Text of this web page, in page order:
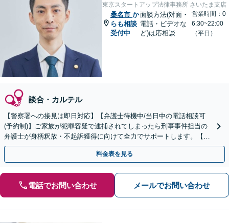
東京スタートアップ法律事務所 さいたま支店
桑名市 か
らも相談
受付中
面談方法(対面・
電話・ビデオな
ど)は応相談
営業時間：0
6:30~22:00
（平日）
談合・カルテル
【警察署への接見は即日対応】【弁護士待機中/当日中の電話相談可
(予約制)】ご家族が犯罪容疑で逮捕されてしまったら刑事事件担当の
弁護士が身柄釈放・不起訴獲得に向けて全力でサポートします。【毎
月100名以上の相談実績】【全国対応】
料金表を見る
電話でお問い合わせ メールでお問い合わせ